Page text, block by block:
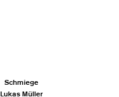
Schmiege
Lukas Müller